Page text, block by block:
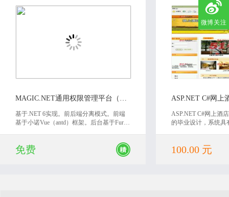
微博关注
MAGIC.NET通用权限管理平台（RBAC模式）
基于.NET 6实现。前后端分离模式。前端
基于小诺Vue（antd）框架。后台基于Furio
PC等众多基础功能集一身。模块化架构设
计，层次清晰，业务层推荐写到单独模
免费
ASP.NET C#网上酒
的毕业设计，系统具
习价值，欢迎下载。
100.00 元